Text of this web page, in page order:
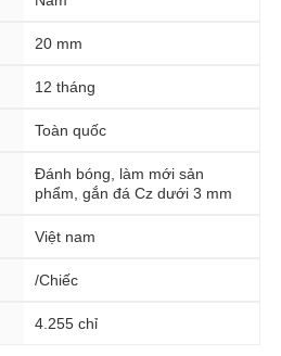
20 mm
12 tháng
Toàn quốc
Đánh bóng, làm mới sản
phẩm, gắn đá Cz dưới 3 mm
Việt nam
/Chiếc
4.255 chỉ